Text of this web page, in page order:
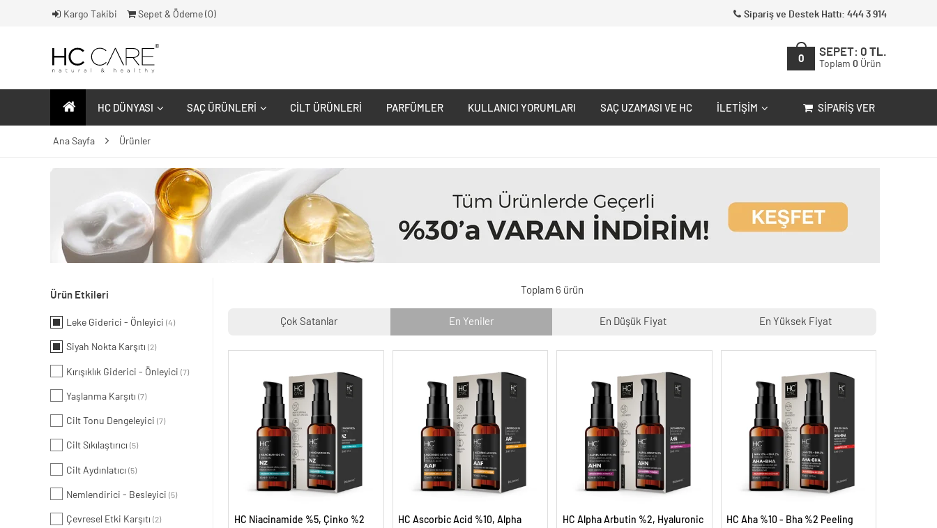
Kargo Takibi Sepet & Ödeme ( 0) Sipariş ve Destek Hattı: 444 3 914
0
SEPET: 0 TL.
Toplam 0 Ürün
HC DÜNYASI SAÇ ÜRÜNLERI CILT ÜRÜNLERI PARFÜMLER KULLANICI YORUMLARI SAÇ UZAMASI VE HC İLETIŞIM SIPARIŞ VER
Ana Sayfa Ürünler
Ürün Etkileri
Leke Giderici - Önleyici (4)
Siyah Nokta Karşıtı (2)
Kırışıklık Giderici - Önleyici (7)
Yaşlanma Karşıtı (7)
Cilt Tonu Dengeleyici (7)
Cilt Sıkılaştırıcı (5)
Cilt Aydınlatıcı (5)
Nemlendirici - Besleyici (5)
Çevresel Etki Karşıtı (2)
Toplam 6 ürün
Çok Satanlar En Yeniler En Düşük Fiyat En Yüksek Fiyat
HC Niacinamide %5, Çinko %2
HC Ascorbic Acid %10, Alpha
HC Alpha Arbutin %2, Hyaluronic
HC Aha %10 - Bha %2 Peeling